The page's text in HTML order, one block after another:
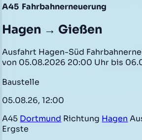
A45 Fahrbahnerneuerung
Hagen → Gießen
Ausfahrt Hagen-Süd
von 05.08.2026 20:00 Uhr bis
Baustelle
05.08.26, 12:00
A45 Dortmund Richtung Hagen
Ergste